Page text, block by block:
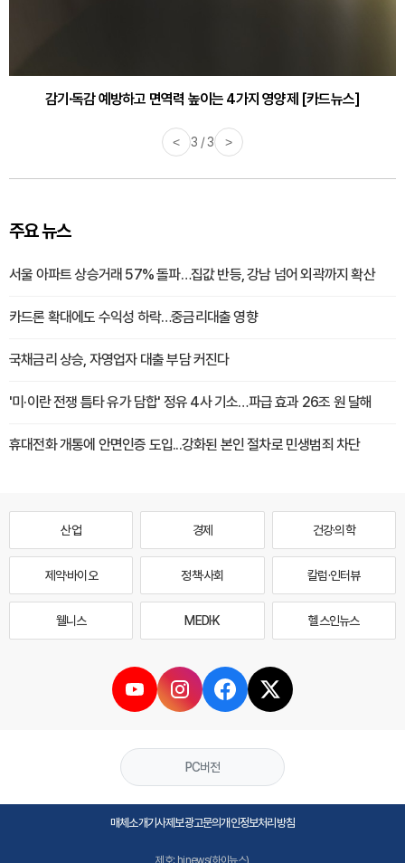
감기·독감 예방하고 면역력 높이는 4가지 영양제 [카드뉴스]
< 3 / 3 >
주요 뉴스
서울 아파트 상승거래 57% 돌파…집값 반등, 강남 넘어 외곽까지 확산
카드론 확대에도 수익성 하락…중금리대출 영향
국채금리 상승, 자영업자 대출 부담 커진다
'미·이란 전쟁 틈타 유가 담합' 정유 4사 기소…파급 효과 26조 원 달해
휴대전화 개통에 안면인증 도입...강화된 본인 절차로 민생범죄 차단
산업 경제 건강·의학
제약·바이오 정책·사회 칼럼·인터뷰
웰니스 MEDI·K 헬스인뉴스
PC버전
매체소개기사제보광고문의개인정보처리방침
제호: hinews(하이뉴스)